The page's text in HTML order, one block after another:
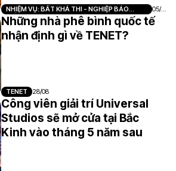
NHIỆM VỤ: BẤT KHẢ THI - NGHIỆP BÁO
PHẦN MỘT
05/0
6
Những nhà phê bình quốc tế
nhận định gì về TENET?
TENET 28/08
Công viên giải trí Universal
Studios sẽ mở cửa tại Bắc
Kinh vào tháng 5 năm sau